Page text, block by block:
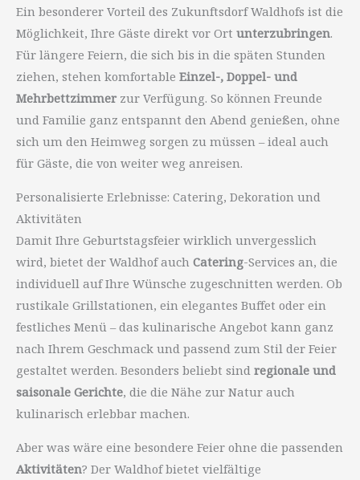
Ein besonderer Vorteil des Zukunftsdorf Waldhofs ist die
Möglichkeit, Ihre Gäste direkt vor Ort unterzubringen.
Für längere Feiern, die sich bis in die späten Stunden
ziehen, stehen komfortable Einzel-, Doppel- und
Mehrbettzimmerzur Verfügung. So können Freunde
und Familie ganz entspannt den Abend genießen, ohne
sich um den Heimweg sorgen zu müssen – ideal auch
für Gäste, die von weiter weg anreisen.
Personalisierte Erlebnisse: Catering, Dekoration und
Aktivitäten
Damit Ihre Geburtstagsfeier wirklich unvergesslich
wird, bietet der Waldhof auch Catering-Services an, die
individuell auf Ihre Wünsche zugeschnitten werden. Ob
rustikale Grillstationen, ein elegantes Buffet oder ein
festliches Menü – das kulinarische Angebot kann ganz
nach Ihrem Geschmack und passend zum Stil der Feier
gestaltet werden. Besonders beliebt sind regionale und
saisonale Gerichte, die die Nähe zur Natur auch
kulinarisch erlebbar machen.
Aber was wäre eine besondere Feier ohne die passenden
Aktivitäten? Der Waldhof bietet vielfältige